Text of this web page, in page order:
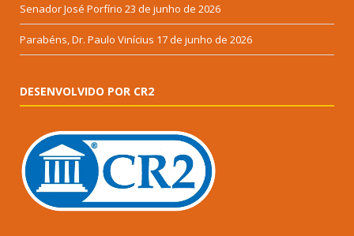
Senador José Porfírio 23 de junho de 2026
Parabéns, Dr. Paulo Vinícius 17 de junho de 2026
DESENVOLVIDO POR CR2